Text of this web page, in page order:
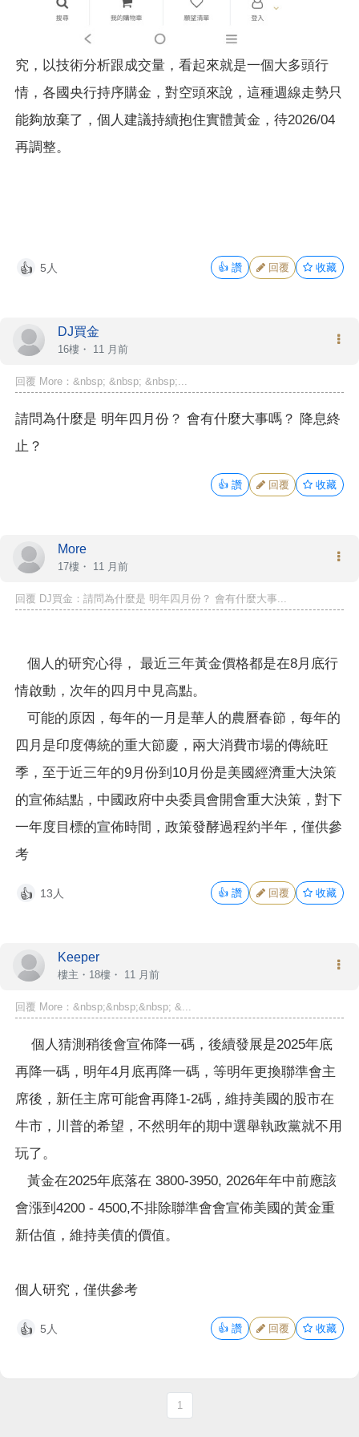
究，以技術分析跟成交量，看起來就是一個大多頭行
情，各國央行持序購金，對空頭來說，這種週線走勢只
能夠放棄了，個人建議持續抱住實體黃金，待2026/04
再調整。
👍 5人 👍 讚 回覆 收藏
DJ買金
16樓・ 11 月前
回覆 More：&nbsp; &nbsp; &nbsp;...
請問為什麼是 明年四月份？ 會有什麼大事嗎？ 降息終
止？
👍 讚 回覆 收藏
More
17樓・ 11 月前
回覆 DJ買金：請問為什麼是 明年四月份？ 會有什麼大事...
個人的研究心得， 最近三年黃金價格都是在8月底行
情啟動，次年的四月中見高點。
可能的原因，每年的一月是華人的農曆春節，每年的
四月是印度傳統的重大節慶，兩大消費市場的傳統旺
季，至于近三年的9月份到10月份是美國經濟重大決策
的宣佈結點，中國政府中央委員會開會重大決策，對下
一年度目標的宣佈時間，政策發酵過程約半年，僅供參
考
👍 13人 👍 讚 回覆 收藏
Keeper
樓主 ・18樓・ 11 月前
回覆 More：&nbsp;&nbsp;&nbsp; &...
個人猜測稍後會宣佈降一碼，後續發展是2025年底
再降一碼，明年4月底再降一碼，等明年更換聯準會主
席後，新任主席可能會再降1-2碼，維持美國的股市在
牛市，川普的希望，不然明年的期中選舉執政黨就不用
玩了。
黃金在2025年底落在 3800-3950, 2026年年中前應該
會漲到4200 - 4500,不排除聯準會會宣佈美國的黃金重
新估值，維持美債的價值。
個人研究，僅供參考
👍 5人 👍 讚 回覆 收藏
1